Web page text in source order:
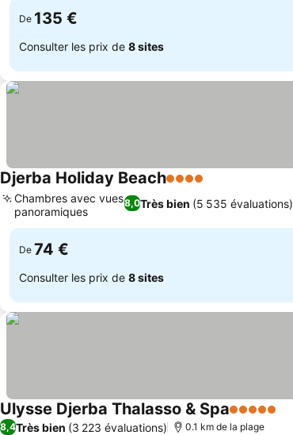
De 135 €
Consulter les prix de 8 sites
Djerba Holiday Beach4 Étoiles
8,0Très bien (5 535 évaluations)
Chambres avec vues
panoramiques
De 74 €
Consulter les prix de 8 sites
Ulysse Djerba Thalasso & Spa5 Étoiles
8,4Très bien (3 223 évaluations) 0.1 km de la plage